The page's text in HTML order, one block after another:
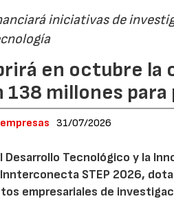
iniciativas de
en octubre
138 millones
31/07/2026
Desarrollo Tecnológico y la
STEP 2026,
empresariales de